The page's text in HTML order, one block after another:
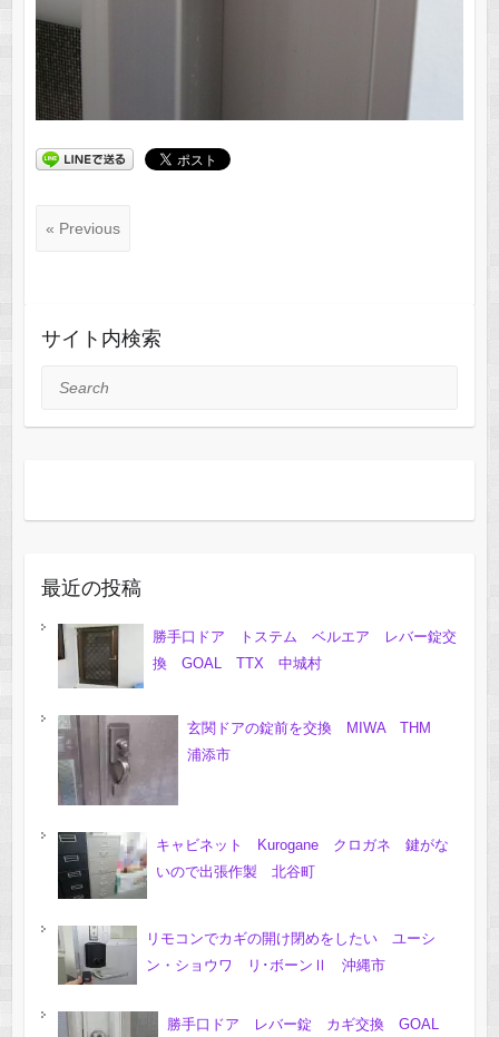
« Previous
サイト内検索
Search
最近の投稿
勝手口ドア トステム ベルエア レバー錠交
換 GOAL TTX 中城村
玄関ドアの錠前を交換 MIWA THM
浦添市
キャビネット Kurogane クロガネ 鍵がな
いので出張作製 北谷町
リモコンでカギの開け閉めをしたい ユーシ
ン・ショウワ リ･ボーンⅡ 沖縄市
勝手口ドア レバー錠 カギ交換 GOAL